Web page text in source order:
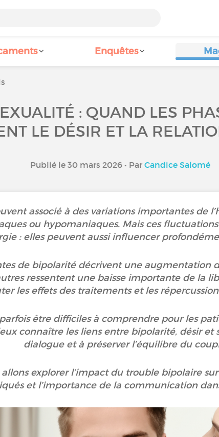
Enquêtes
: QUAND LES
LE DÉSIR ET LA
Publié le 30 mars 2026 • Par Candice Salomé
associé à des variations importantes de
ou hypomaniaques. Mais ces
: elles peuvent aussi influencer
de bipolarité décrivent une augmentation
ressentent une baisse importante de la
les effets des traitements et les
être difficiles à comprendre pour les
connaître les liens entre bipolarité, désir et
dialogue et à préserver l’équilibre du
explorer l’impact du trouble bipolaire
et l’importance de la communication